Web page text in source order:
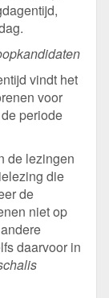
vindt het
voor
periode
de lezingen
die
de
niet op
daarvoor in